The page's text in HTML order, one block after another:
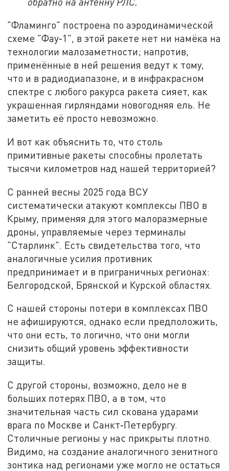
"Фламинго" построена по аэродинамической
схеме "Фау‑1", в этой ракете нет ни намёка на
технологии малозаметности; напротив,
применённые в ней решения ведут к тому,
что и в радиодиапазоне, и в инфракрасном
спектре с любого ракурса ракета сияет, как
украшенная гирляндами новогодняя ель. Не
заметить её просто невозможно.
И вот как объяснить то, что столь
примитивные ракеты способны пролетать
тысячи километров над нашей территорией?
С ранней весны 2025 года ВСУ
систематически атакуют комплексы ПВО в
Крыму, применяя для этого малоразмерные
дроны, управляемые через терминалы
"Старлинк". Есть свидетельства того, что
аналогичные усилия противник
предпринимает и в приграничных регионах:
Белгородской, Брянской и Курской областях.
С нашей стороны потери в комплексах ПВО
не афишируются, однако если предположить,
что они есть, то логично, что они могли
снизить общий уровень эффективности
защиты.
С другой стороны, возможно, дело не в
больших потерях ПВО, а в том, что
значительная часть сил скована ударами
врага по Москве и Санкт‑Петербургу.
Столичные регионы у нас прикрыты плотно.
Видимо, на создание аналогичного зенитного
зонтика над регионами уже могло не остаться